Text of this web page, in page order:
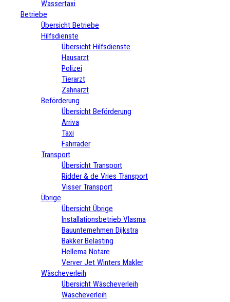
Wassertaxi
Betriebe
Übersicht Betriebe
Hilfsdienste
Übersicht Hilfsdienste
Hausarzt
Polizei
Tierarzt
Zahnarzt
Beförderung
Übersicht Beförderung
Arriva
Taxi
Fahrräder
Transport
Übersicht Transport
Ridder & de Vries Transport
Visser Transport
Übrige
Übersicht Übrige
Installationsbetrieb Vlasma
Bauunternehmen Dijkstra
Bakker Belasting
Hellema Notare
Verver Jet Winters Makler
Wäscheverleih
Übersicht Wäscheverleih
Wäscheverleih